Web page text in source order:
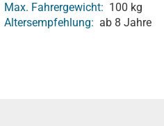
Max. Fahrergewicht: 100 kg
Altersempfehlung: ab 8 Jahre